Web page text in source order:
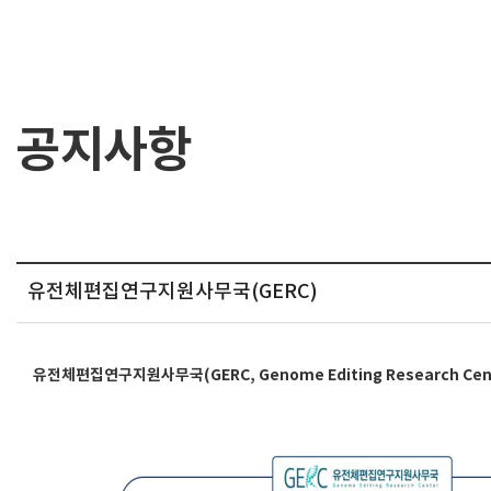
공지사항
유전체편집연구지원사무국(GERC)
유전체편집연구지원사무국(GERC, Genome Editing Research